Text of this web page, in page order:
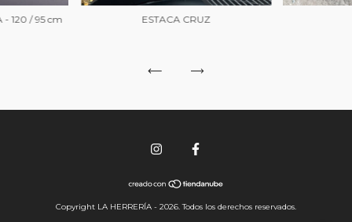
- 120 / 95 cm ESTACA CRUZ
Copyright LA HERRERÍA - 2026. Todos los derechos reservados.